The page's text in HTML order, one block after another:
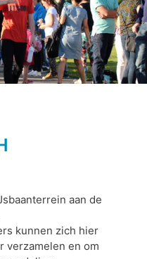
aan de
kunnen zich hier
verzamelen en om